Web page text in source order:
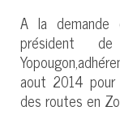
A la demande
président
aout 2014 pour
des routes en